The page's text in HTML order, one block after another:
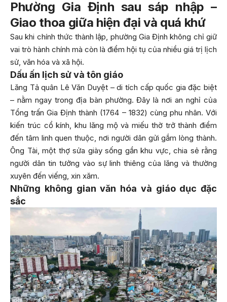
Phường Gia Định sau sáp nhập –
Giao thoa giữa hiện đại và quá khứ
Sau khi chính thức thành lập, phường Gia Định không chỉ giữ
vai trò hành chính mà còn là điểm hội tụ của nhiều giá trị lịch
sử, văn hóa và xã hội.
Dấu ấn lịch sử và tôn giáo
Lăng Tả quân Lê Văn Duyệt – di tích cấp quốc gia đặc biệt
– nằm ngay trong địa bàn phường. Đây là nơi an nghỉ của
Tổng trấn Gia Định thành (1764 – 1832) cùng phu nhân. Với
kiến trúc cổ kính, khu lăng mộ và miếu thờ trở thành điểm
đến tâm linh quen thuộc, nơi người dân gửi gắm lòng thành.
Ông Tài, một thợ sửa giày sống gần khu vực, chia sẻ rằng
người dân tin tưởng vào sự linh thiêng của lăng và thường
xuyên đến viếng, xin xăm.
Những không gian văn hóa và giáo dục đặc
sắc